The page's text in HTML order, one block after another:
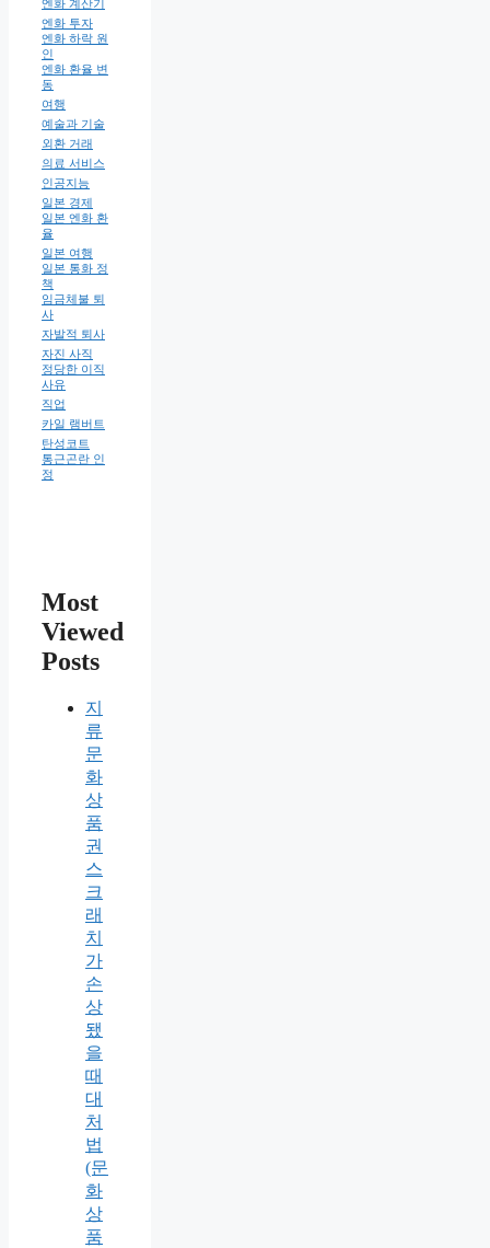
엔화 계산기
엔화 투자
엔화 하락 원
인
엔화 환율 변
동
여행
예술과 기술
외환 거래
의료 서비스
인공지능
일본 경제
일본 엔화 환
율
일본 여행
일본 통화 정
책
임금체불 퇴
사
자발적 퇴사
자진 사직
정당한 이직
사유
직업
카일 램버트
탄성코트
통근곤란 인
정
Most
Viewed
Posts
지
류
문
화
상
품
권
스
크
래
치
가
손
상
됐
을
때
대
처
법
(문
화
상
품